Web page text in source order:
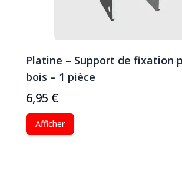
Platine – Support de fixation
bois – 1 pièce
6,95 €
Afficher